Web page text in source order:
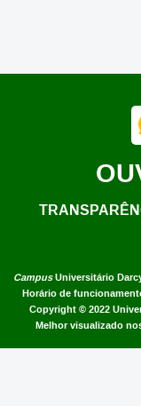
CampusUniversitário
Horário de
Copyright © 2022
Melhor visualizado